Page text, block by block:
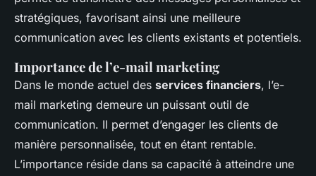
stratégiques, favorisant ainsi une meilleure
communication avec les clients existants et potentiels.
Importance de l’e-mail marketing
Dans le monde actuel des services financiers, l’e-
mail marketing demeure un puissant outil de
communication. Il permet d’engager les clients de
manière personnalisée, tout en étant rentable.
L’importance réside dans sa capacité à atteindre une